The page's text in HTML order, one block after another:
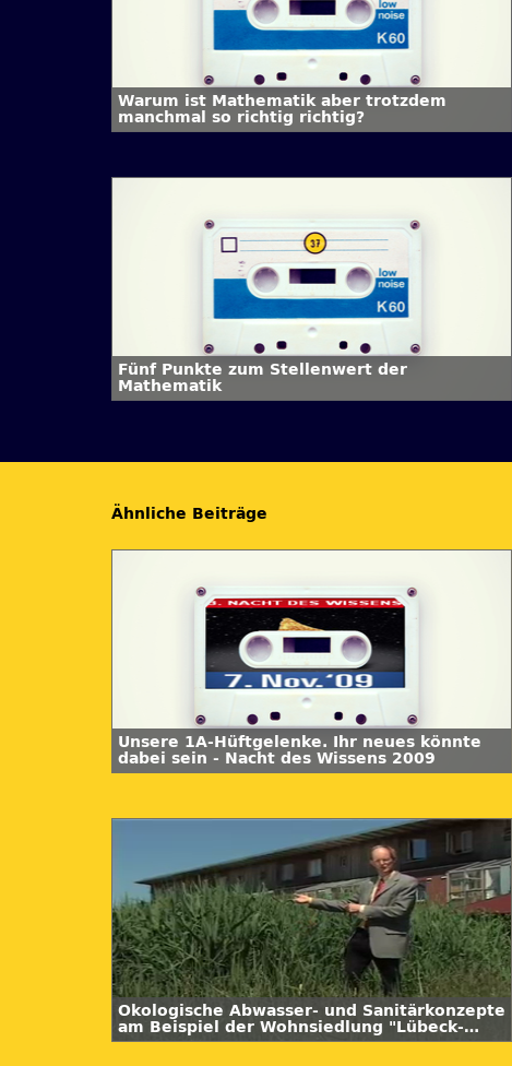
Warum ist Mathematik aber trotzdem
manchmal so richtig richtig?
Fünf Punkte zum Stellenwert der
Mathematik
Ähnliche Beiträge
Unsere 1A-Hüftgelenke. Ihr neues könnte
dabei sein - Nacht des Wissens 2009
Ökologische Abwasser- und Sanitärkonzepte
am Beispiel der Wohnsiedlung "Lübeck-
Flintenbreite"